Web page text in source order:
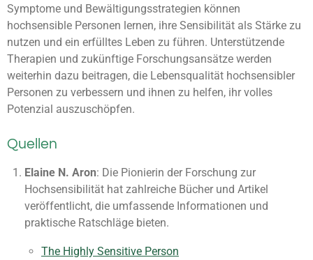
Symptome und Bewältigungsstrategien können
hochsensible Personen lernen, ihre Sensibilität als Stärke zu
nutzen und ein erfülltes Leben zu führen. Unterstützende
Therapien und zukünftige Forschungsansätze werden
weiterhin dazu beitragen, die Lebensqualität hochsensibler
Personen zu verbessern und ihnen zu helfen, ihr volles
Potenzial auszuschöpfen.
Quellen
Elaine N. Aron: Die Pionierin der Forschung zur
Hochsensibilität hat zahlreiche Bücher und Artikel
veröffentlicht, die umfassende Informationen und
praktische Ratschläge bieten.
The Highly Sensitive Person